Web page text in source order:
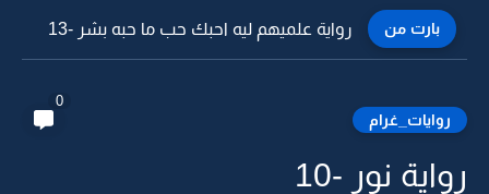
بارت من رواية علميهم ليه احبك حب ما حبه بشر -12
روايات_غرام
0
رواية نور -10